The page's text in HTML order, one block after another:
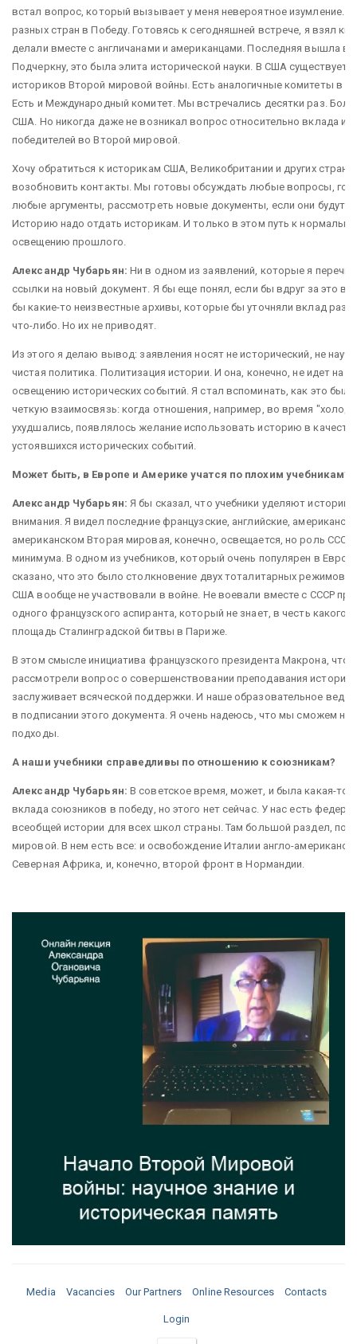
встал вопрос, который вызывает у меня невероятное изумление.
разных стран в Победу. Готовясь к сегодняшней встрече, я взял
делали вместе с англичанами и американцами. Последняя вышла в
Подчеркну, это была элита исторической науки. В США существует
историков Второй мировой войны. Есть аналогичные комитеты в
Есть и Международный комитет. Мы встречались десятки раз.
США. Но никогда даже не возникал вопрос относительно вклада и
победителей во Второй мировой.
Хочу обратиться к историкам США, Великобритании и других стран
возобновить контакты. Мы готовы обсуждать любые вопросы,
любые аргументы, рассмотреть новые документы, если они будут
Историю надо отдать историкам. И только в этом путь к
освещению прошлого.
Александр Чубарьян: Ни в одном из заявлений, которые я
ссылки на новый документ. Я бы еще понял, если бы вдруг за это
бы какие-то неизвестные архивы, которые бы уточняли вклад
что-либо. Но их не приводят.
Из этого я делаю вывод: заявления носят не исторический, не
чистая политика. Политизация истории. И она, конечно, не идет на
освещению исторических событий. Я стал вспоминать, как это
четкую взаимосвязь: когда отношения, например, во время
ухудшались, появлялось желание использовать историю в
устоявшихся исторических событий.
Может быть, в Европе и Америке учатся по плохим учебникам?
Александр Чубарьян: Я бы сказал, что учебники уделяют истории
внимания. Я видел последние французские, английские,
американском Вторая мировая, конечно, освещается, но роль СССР
минимума. В одном из учебников, который очень популярен в
сказано, что это было столкновение двух тоталитарных режимов.
США вообще не участвовали в войне. Не воевали вместе с СССР
одного французского аспиранта, который не знает, в честь какого
площадь Сталинградской битвы в Париже.
В этом смысле инициатива французского президента Макрона,
рассмотрели вопрос о совершенствовании преподавания истории
заслуживает всяческой поддержки. И наше образовательное
в подписании этого документа. Я очень надеюсь, что мы сможем
подходы.
А наши учебники справедливы по отношению к союзникам?
Александр Чубарьян: В советское время, может, и была какая-то
вклада союзников в победу, но этого нет сейчас. У нас есть
всеобщей истории для всех школ страны. Там большой раздел,
мировой. В нем есть все: и освобождение Италии англо-
Северная Африка, и, конечно, второй фронт в Нормандии.
Media Vacancies Our Partners Online Resources Contacts
Login